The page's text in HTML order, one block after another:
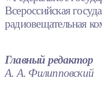
Всероссийская
радиовещательная
Главный редактор
А. А. Филипповский